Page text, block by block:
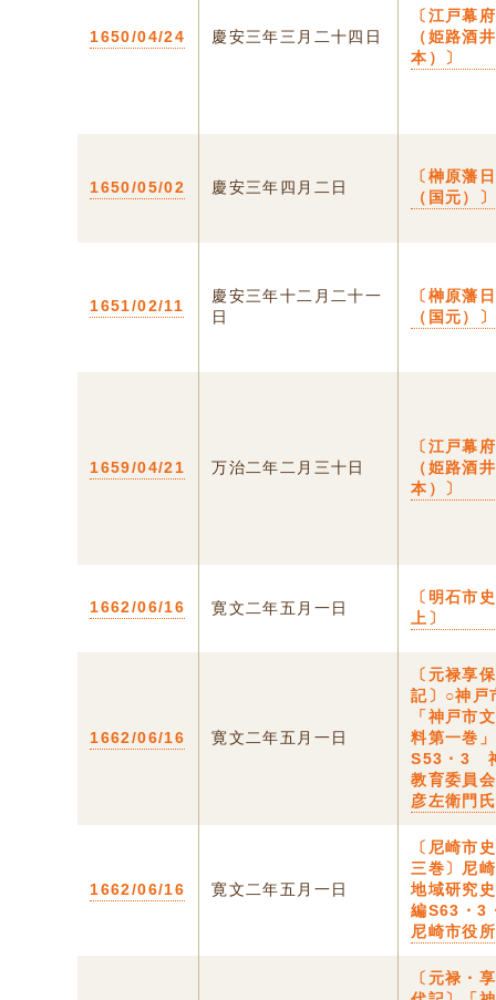
1650/04/24 慶安三年三月二十四日
〔江戸幕
（姫路酒
本）〕
1650/05/02 慶安三年四月二日
〔榊原藩
（国元）
1651/02/11
慶安三年十二月二十一
日
〔榊原藩
（国元）
1659/04/21 万治二年二月三十日
〔江戸幕
（姫路酒
本）〕
1662/06/16 寛文二年五月一日
〔明石
上〕
1662/06/16 寛文二年五月一日
〔元禄享
記〕○神戸
「神戸市
料第一巻」
S53・3
教育委員
彦左衛門
1662/06/16 寛文二年五月一日
〔尼崎市
三巻〕尼
地域研究
編S63・
尼崎市役所
〔元禄・